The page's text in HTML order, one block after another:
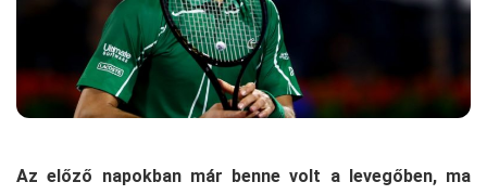
Az előző napokban már benne volt a levegőben, ma